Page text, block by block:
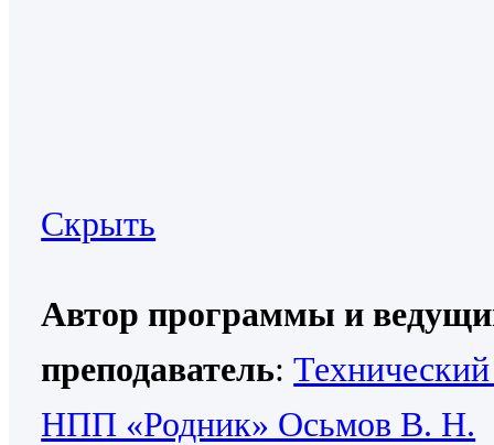
Скрыть
Автор программы и
преподаватель:Технический
НПП «Родник» Осьмов В. Н.